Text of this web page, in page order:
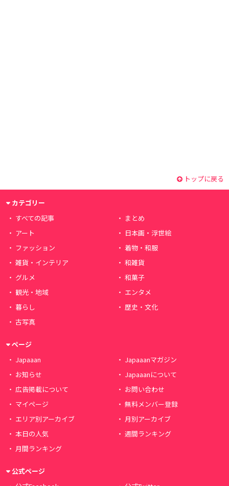
トップに戻る
カテゴリー
すべての記事
まとめ
アート
日本画・浮世絵
ファッション
着物・和服
雑貨・インテリア
和雑貨
グルメ
和菓子
観光・地域
エンタメ
暮らし
歴史・文化
古写真
ページ
Japaaan
Japaaanマガジン
お知らせ
Japaaanについて
広告掲載について
お問い合わせ
マイページ
無料メンバー登録
エリア別アーカイブ
月別アーカイブ
本日の人気
週間ランキング
月間ランキング
公式ページ